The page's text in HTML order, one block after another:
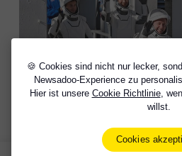
🍪 Cookies sind nicht nur lecker,
Newsadoo-Experience zu
Hier ist unsere Cookie Richtlinie,
willst.
Cookies
Vor Rückholaktion:
Raumstation ISS